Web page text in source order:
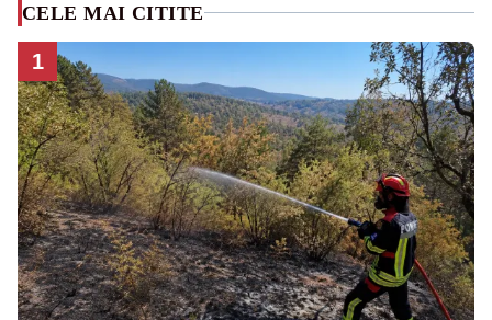
CELE MAI CITITE
1